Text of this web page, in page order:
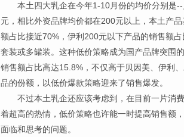
本土四大乳企在今年1-10月份的均价分别是--
元，相比外资品牌均价都在200元以上，本土产
额占比接近70%，伊利200元以下产品的销售额
套装或多罐装。这种低价策略成为国产品牌突围
销售额占比高达15.8%，不仅高于贝因美、伊利
品的份额，以低价爆款策略迎来了销售爆发。
不过本土乳企还应该考虑到，在目前一片消费
着超高的热情，低价策略也许能一时提高销售额
面临和思考的问题。